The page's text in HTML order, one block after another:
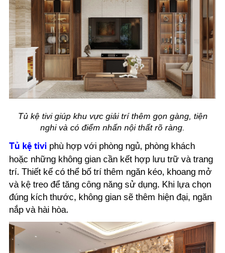
Tủ kệ tivi giúp khu vực giải trí thêm gọn gàng, tiện
nghi và có điểm nhấn nội thất rõ ràng.
Tủ kệ tivi phù hợp với phòng ngủ, phòng khách
hoặc những không gian cần kết hợp lưu trữ và trang
trí. Thiết kế có thể bố trí thêm ngăn kéo, khoang mở
và kệ treo để tăng công năng sử dụng. Khi lựa chọn
đúng kích thước, không gian sẽ thêm hiện đại, ngăn
nắp và hài hòa.